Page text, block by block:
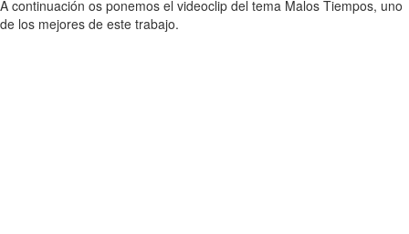
A continuación os ponemos el videoclip del tema Malos Tiempos, uno
de los mejores de este trabajo.